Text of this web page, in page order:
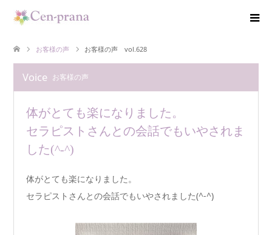
お客様の声 お客様の声 vol.628
Voice お客様の声
体がとても楽になりました。
セラピストさんとの会話でもいやされま
した(^-^)
体がとても楽になりました。
セラピストさんとの会話でもいやされました(^-^)